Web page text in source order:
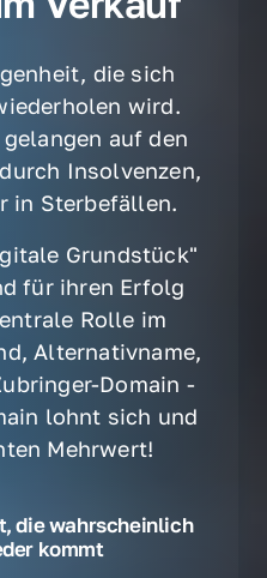
die sich
wird.
auf den
Insolvenzen,
in Sterbefällen.
Grundstück"
für ihren Erfolg
Rolle im
Alternativname,
Domain -
lohnt sich und
Mehrwert!
die wahrscheinlich
kommt